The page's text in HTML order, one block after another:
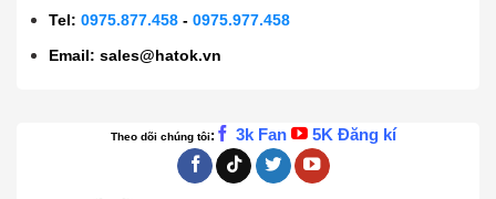
Tel:0975.877.458 -0975.977.458
Email:sales@hatok.vn
Theo dõi chúng tôi: 3k Fan 5K Đăng kí